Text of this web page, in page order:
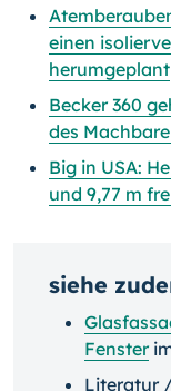
einen
herumgeplant
Becker 360
des
Big in USA:
und 9,77 m
siehe
Fenster
Literatur